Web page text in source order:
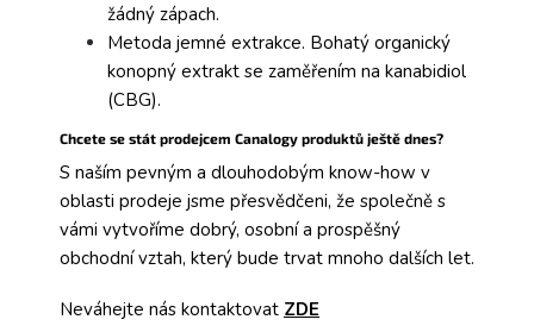
žádný zápach.
Metoda jemné extrakce. Bohatý organický
konopný extrakt se zaměřením na kanabidiol
(CBG).
Chcete se stát prodejcem Canalogy produktů ještě dnes?
S naším pevným a dlouhodobým know-how v
oblasti prodeje jsme přesvědčeni, že společně s
vámi vytvoříme dobrý, osobní a prospěšný
obchodní vztah, který bude trvat mnoho dalších let.
Neváhejte nás kontaktovat ZDE